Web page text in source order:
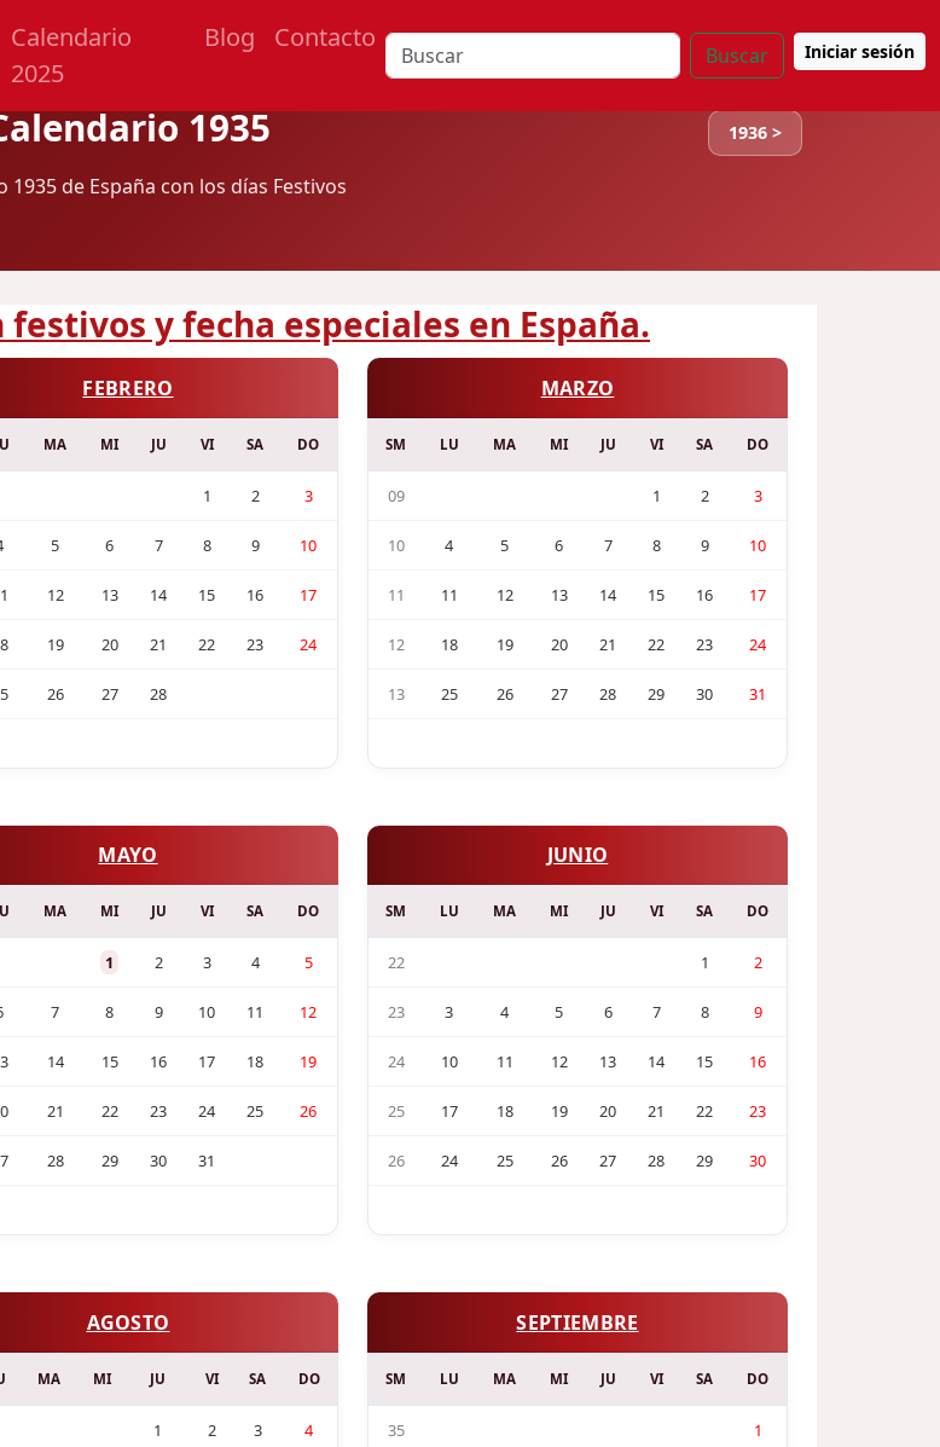
Calendario
2025
Blog Contacto
Buscar Iniciar sesión
1935 1936 >
1935 de España con los días Festivos
y fecha especiales en España.
FEBRERO
MA MI JU VI SA DO
1 2 3
5 6 7 8 9 10
12 13 14 15 16 17
19 20 21 22 23 24
26 27 28
MARZO
SM LU MA MI JU VI SA DO
09 1 2 3
10 4 5 6 7 8 9 10
11 11 12 13 14 15 16 17
12 18 19 20 21 22 23 24
13 25 26 27 28 29 30 31
MAYO
MA MI JU VI SA DO
1 2 3 4 5
7 8 9 10 11 12
14 15 16 17 18 19
21 22 23 24 25 26
28 29 30 31
JUNIO
SM LU MA MI JU VI SA DO
22 1 2
23 3 4 5 6 7 8 9
24 10 11 12 13 14 15 16
25 17 18 19 20 21 22 23
26 24 25 26 27 28 29 30
AGOSTO
MA MI JU VI SA DO
1 2 3 4
SEPTIEMBRE
SM LU MA MI JU VI SA DO
35 1